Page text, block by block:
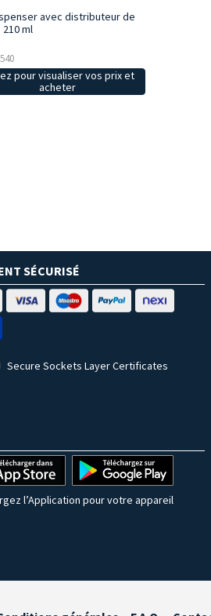
avec distributeur de
ml
pour visualiser vos prix et
acheter
SÉCURISÉ
Secure Sockets Layer Certificates
l’Application pour votre appareil